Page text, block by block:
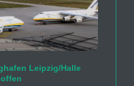
Leipzig/Halle